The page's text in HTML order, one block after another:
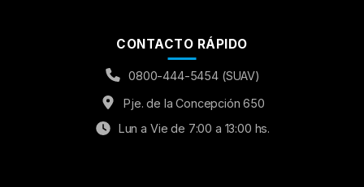
CONTACTO RÁPIDO
0800-444-5454 (SUAV)
Pje. de la Concepción 650
Lun a Vie de 7:00 a 13:00 hs.